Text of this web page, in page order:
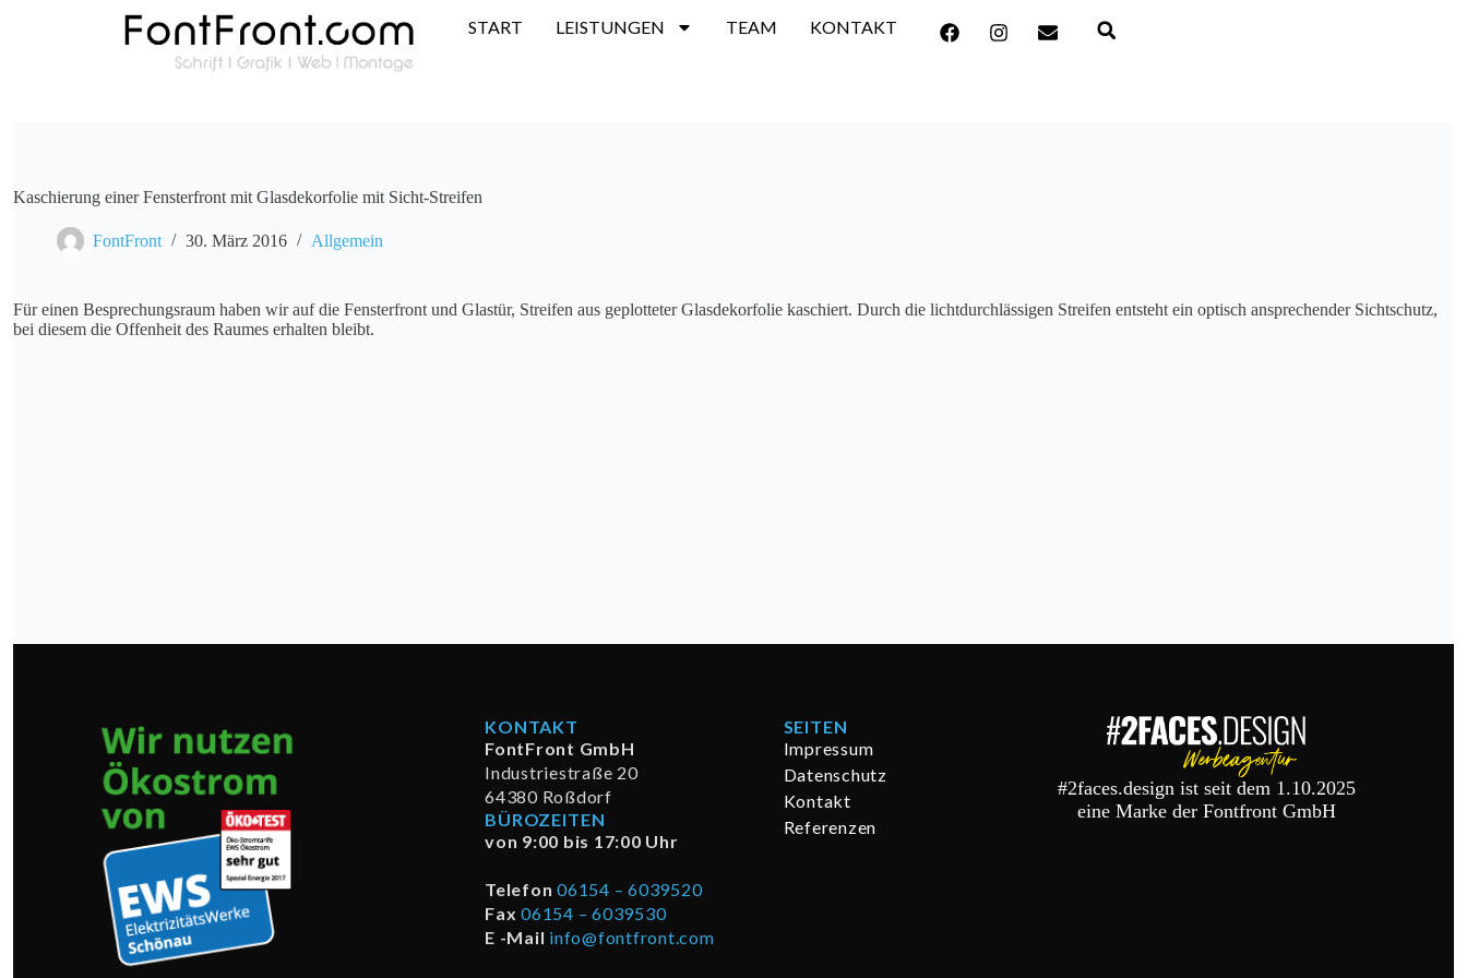
START LEISTUNGEN TEAM KONTAKT
Kaschierung einer Fensterfront mit Glasdekorfolie mit Sicht-Streifen
FontFront 30. März 2016 Allgemein
Für einen Besprechungsraum haben wir auf die Fensterfront und Glastür, Streifen aus geplotteter Glasdekorfolie kaschiert. Durch die lichtdurchlässigen Streifen entsteht ein optisch ansprechender Sichtschutz,
bei diesem die Offenheit des Raumes erhalten bleibt.
KONTAKT
FontFront GmbH
Industriestraße 20
64380 Roßdorf
BÜROZEITEN
von 9:00 bis 17:00 Uhr
Telefon 06154 – 6039520
Fax 06154 – 6039530
E -Mail info@fontfront.com
SEITEN
Impressum
Datenschutz
Kontakt
Referenzen
#2faces.design ist seit dem 1.10.2025
eine Marke der Fontfront GmbH